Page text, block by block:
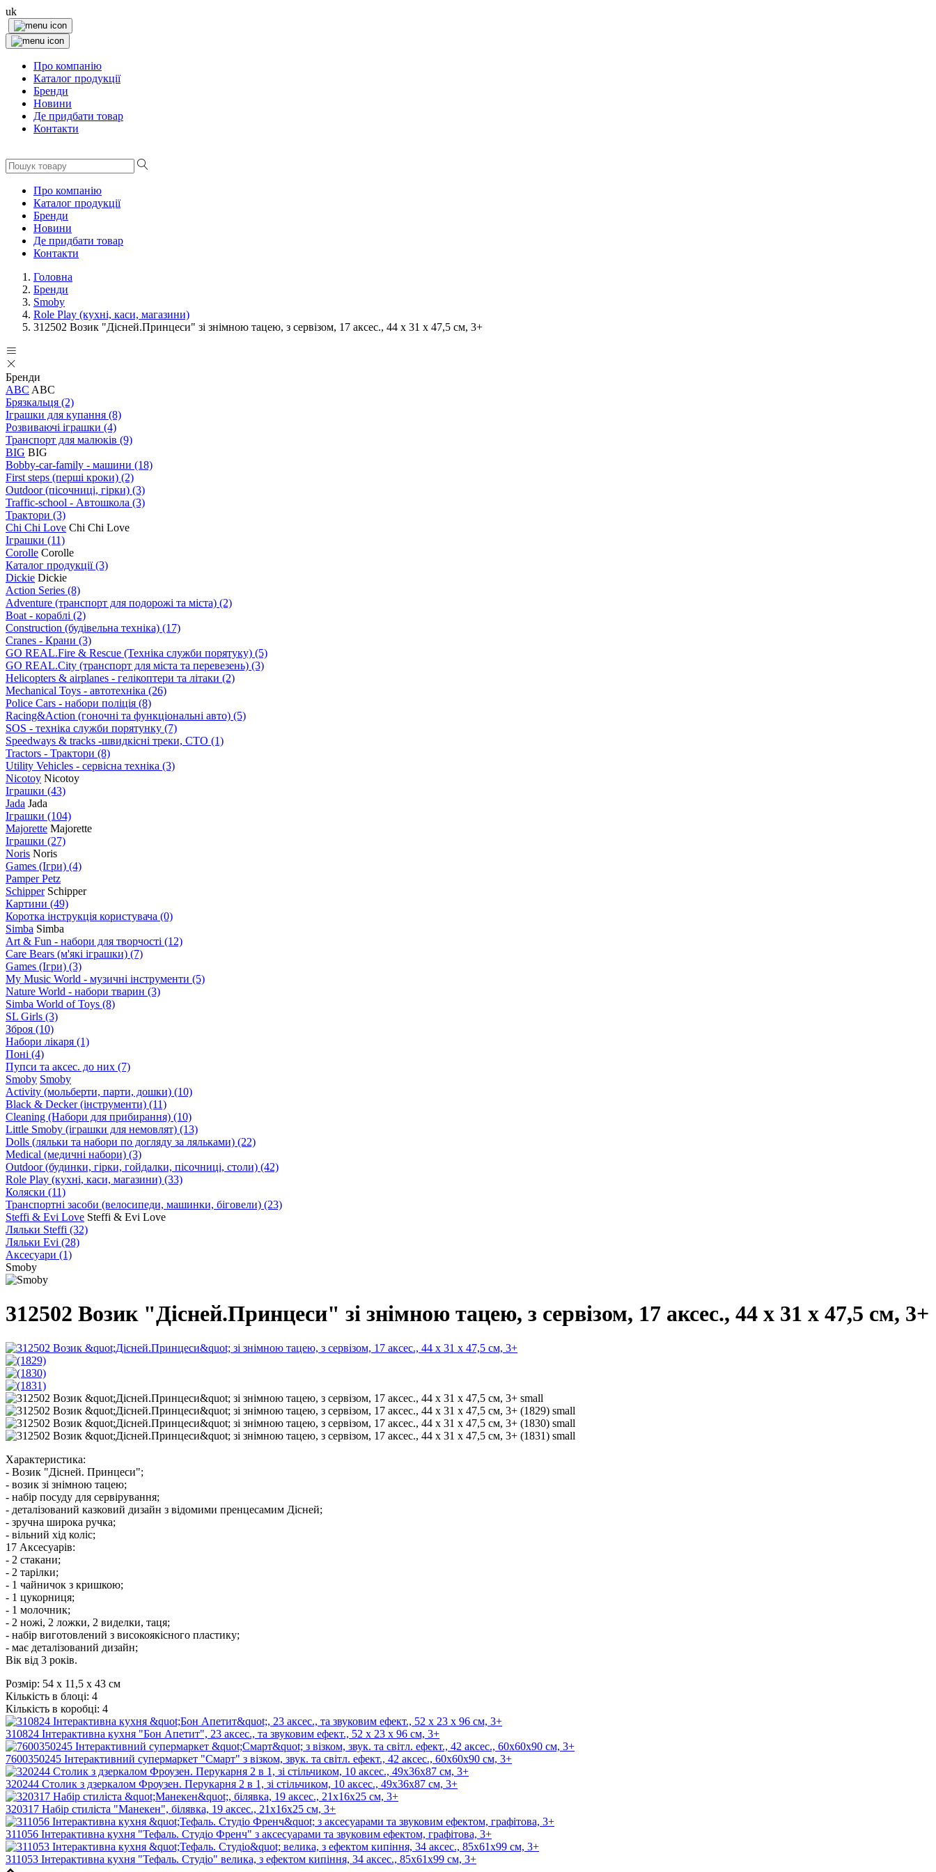
uk
Про компанію
Каталог продукції
Бренди
Новини
Де придбати товар
Контакти
Про компанію
Каталог продукції
Бренди
Новини
Де придбати товар
Контакти
Головна
Бренди
Smoby
Role Play (кухні, каси, магазини)
312502 Возик "Дісней.Принцеси" зі знімною тацею, з сервізом, 17 аксес., 44 х 31 х 47,5 см, 3+
Бренди
ABC ABC
Брязкальця (2)
Іграшки для купання (8)
Розвиваючі іграшки (4)
Транспорт для малюків (9)
BIG BIG
Bobby-car-family - машини (18)
First steps (перші кроки) (2)
Outdoor (пісочниці, гірки) (3)
Traffic-school - Автошкола (3)
Трактори (3)
Chi Chi Love Chi Chi Love
Іграшки (11)
Corolle Corolle
Каталог продукції(3)
Dickie Dickie
Action Series (8)
Adventure (транспорт для подорожі та міста) (2)
Boat - кораблі (2)
Construction (будівельна техніка) (17)
Cranes - Крани (3)
GO REAL.Fire & Rescue (Техніка служби порятуку) (5)
GO REAL.City (транспорт для міста та перевезень) (3)
Helicopters & airplanes - гелікоптери та літаки (2)
Mechanical Toys - автотехніка (26)
Police Cars - набори поліція (8)
Racing&Action (гоночні та функціональні авто) (5)
SOS - техніка служби порятунку (7)
Speedways & tracks -швидкісні треки, СТО (1)
Tractors - Трактори (8)
Utility Vehicles - сервісна техніка (3)
Nicotoy Nicotoy
Іграшки (43)
Jada Jada
Іграшки (104)
Majorette Majorette
Іграшки (27)
Noris Noris
Games (Ігри) (4)
Pamper Petz
Schipper Schipper
Картини (49)
Коротка інструкція користувача (0)
Simba Simba
Art & Fun - набори для творчості (12)
Care Bears (м'які іграшки) (7)
Games (Ігри) (3)
My Music World - музичні інструменти (5)
Nature World - набори тварин (3)
Simba World of Toys (8)
SL Girls (3)
Зброя (10)
Набори лікаря (1)
Поні (4)
Пупси та аксес. до них (7)
Smoby Smoby
Аctivity (мольберти, парти, дошки) (10)
Black & Decker (інструменти) (11)
Cleaning (Набори для прибирання) (10)
Little Smoby (іграшки для немовлят) (13)
Dolls (ляльки та набори по догляду за ляльками) (22)
Medical (медичні набори) (3)
Outdoor (будинки, гірки, гойдалки, пісочниці, столи) (42)
Role Play (кухні, каси, магазини) (33)
Коляски (11)
Транспортні засоби (велосипеди, машинки, біговели) (23)
Steffi & Evi Love Steffi & Evi Love
Ляльки Steffi (32)
Ляльки Evi (28)
Аксесуари (1)
Smoby
312502 Возик "Дісней.Принцеси" зі знімною тацею, з сервізом, 17 аксес., 44 х 31 х 47,5 см, 3+
Характеристика:
- Возик "Дісней. Принцеси";
- возик зі знімною тацею;
- набір посуду для сервірування;
- деталізований казковий дизайн з відомими пренцесамим Дісней;
- зручна широка ручка;
- вільний хід коліс;
17 Аксесуарів:
- 2 стакани;
- 2 тарілки;
- 1 чайничок з кришкою;
- 1 цукорниця;
- 1 молочник;
- 2 ножі, 2 ложки, 2 виделки, таця;
- набір виготовлений з високоякісного пластику;
- має деталізований дизайн;
Вік від 3 років.
Розмір: 54 х 11,5 х 43 см
Кількість в блоці: 4
Кількість в коробці: 4
310824 Інтерактивна кухня "Бон Апетит", 23 аксес., та звуковим ефект., 52 х 23 х 96 см, 3+
7600350245 Інтерактивний супермаркет "Смарт" з візком, звук. та світл. ефект., 42 аксес., 60x60x90 см, 3+
320244 Столик з дзеркалом Фроузен. Перукарня 2 в 1, зі стільчиком, 10 аксес., 49х36х87 см, 3+
320317 Набір стиліста "Манекен", білявка, 19 аксес., 21х16х25 см, 3+
311056 Інтерактивна кухня "Тефаль. Студіо Френч" з аксесуарами та звуковим ефектом, графітова, 3+
311053 Інтерактивна кухня "Тефаль. Студіо" велика, з ефектом кипіння, 34 аксес., 85х61х99 см, 3+